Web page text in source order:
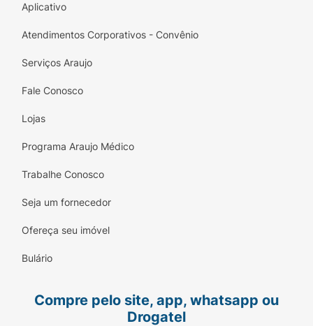
Aplicativo
Atendimentos Corporativos - Convênio
Serviços Araujo
Fale Conosco
Lojas
Programa Araujo Médico
Trabalhe Conosco
Seja um fornecedor
Ofereça seu imóvel
Bulário
Compre pelo site, app, whatsapp ou
Drogatel